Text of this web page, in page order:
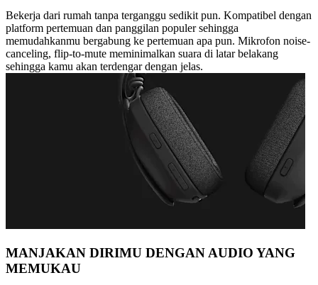
Bekerja dari rumah tanpa terganggu sedikit pun. Kompatibel dengan
platform pertemuan dan panggilan populer sehingga
memudahkanmu bergabung ke pertemuan apa pun. Mikrofon noise-
canceling, flip-to-mute meminimalkan suara di latar belakang
sehingga kamu akan terdengar dengan jelas.
MANJAKAN DIRIMU DENGAN AUDIO YANG
MEMUKAU